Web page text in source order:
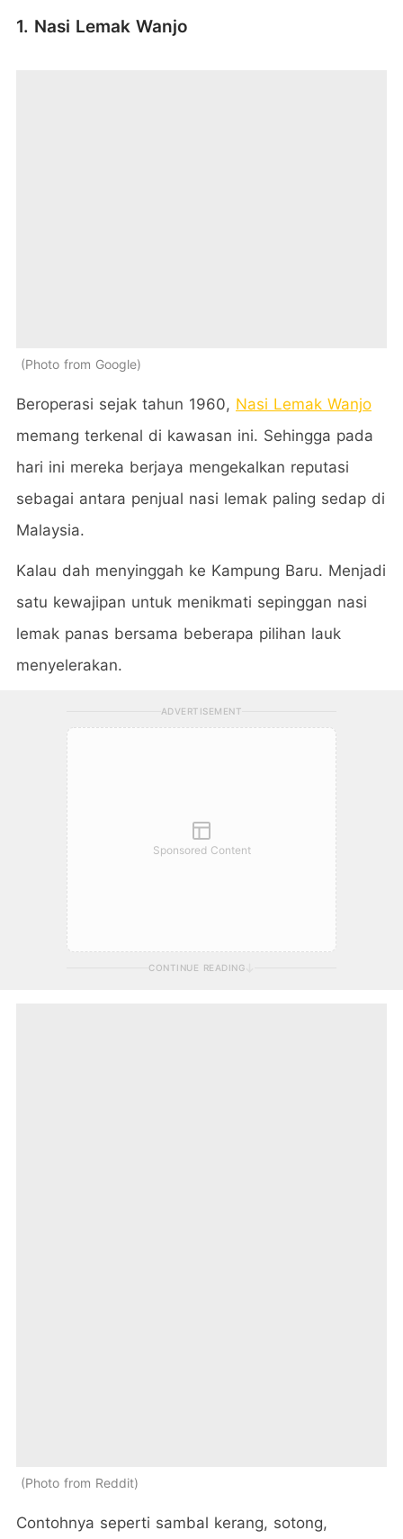
1. Nasi Lemak Wanjo
Photo from Google
Beroperasi sejak tahun 1960, Nasi Lemak Wanjo
memang terkenal di kawasan ini. Sehingga pada
hari ini mereka berjaya mengekalkan reputasi
sebagai antara penjual nasi lemak paling sedap di
Malaysia.
Kalau dah menyinggah ke Kampung Baru. Menjadi
satu kewajipan untuk menikmati sepinggan nasi
lemak panas bersama beberapa pilihan lauk
menyelerakan.
ADVERTISEMENT
Sponsored Content
CONTINUE READING
Photo from Reddit
Contohnya seperti sambal kerang, sotong,